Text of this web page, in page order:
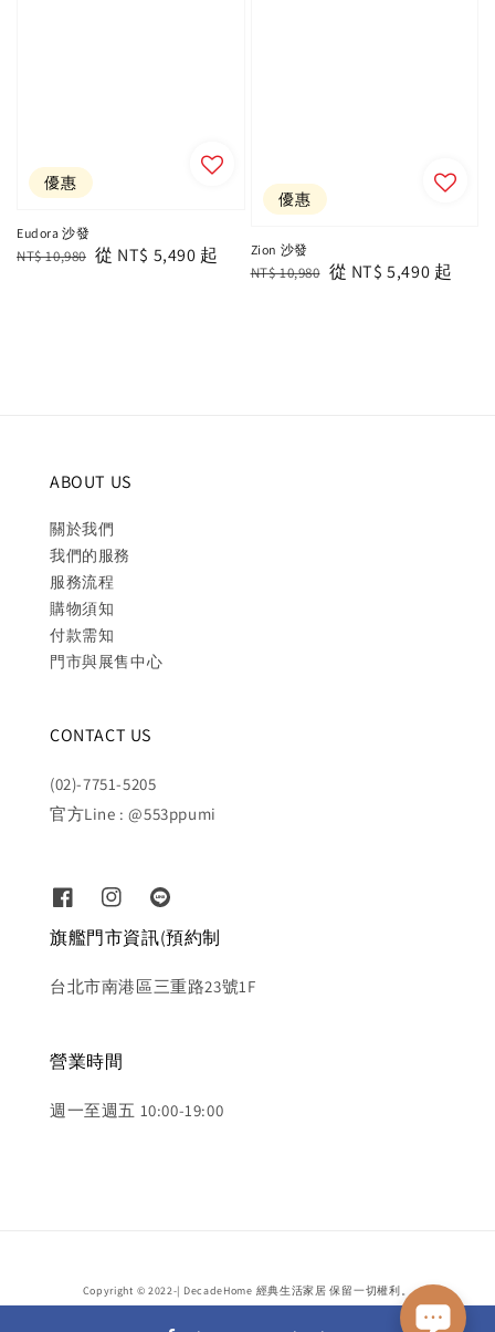
優惠
Eudora 沙發
Regular
NT$ 10,980 Sale
從 NT$ 5,490 起
優惠
Zion 沙發
Regular
NT$ 10,980 Sale
從 NT$ 5,490 起
ABOUT US
關於我們
我們的服務
服務流程
購物須知
付款需知
門市與展售中心
CONTACT US
(02)-7751-5205
官方Line : @553ppumi
旗艦門市資訊(預約制
台北市南港區三重路23號1F
營業時間
週一至週五 10:00-19:00
Copyright © 2022-| DecadeHome 經典生活家居 保留一切權利。